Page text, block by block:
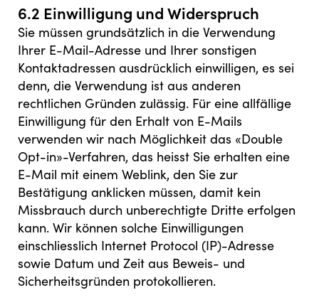
6.2 Einwilligung und Widerspruch
Sie müssen grundsätzlich in die Verwendung
Ihrer E-Mail-Adresse und Ihrer sonstigen
Kontaktadressen ausdrücklich einwilligen, es sei
denn, die Verwendung ist aus anderen
rechtlichen Gründen zulässig. Für eine allfällige
Einwilligung für den Erhalt von E-Mails
verwenden wir nach Möglichkeit das «Double
Opt-in»-Verfahren, das heisst Sie erhalten eine
E-Mail mit einem Weblink, den Sie zur
Bestätigung anklicken müssen, damit kein
Missbrauch durch unberechtigte Dritte erfolgen
kann. Wir können solche Einwilligungen
einschliesslich Internet Protocol (IP)-Adresse
sowie Datum und Zeit aus Beweis- und
Sicherheitsgründen protokollieren.